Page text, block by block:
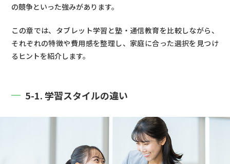
の競争といった強みがあります。
この章では、タブレット学習と塾・通信教育を比較しながら、
それぞれの特徴や費用感を整理し、家庭に合った選択を見つけ
るヒントを紹介します。
5-1. 学習スタイルの違い